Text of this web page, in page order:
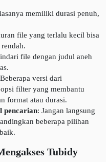
memiliki durasi penuh,
file yang terlalu kecil bisa
file dengan judul aneh
versi dari
filter yang membantu
format atau durasi.
pencarian: Jangan langsung
beberapa pilihan
Tubidy